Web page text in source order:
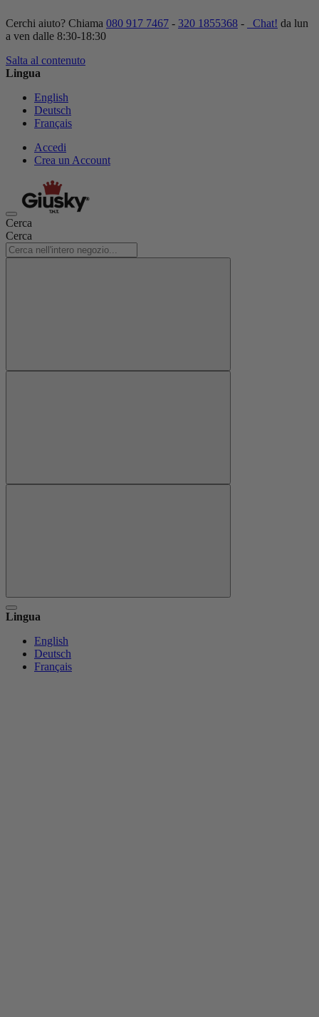
Cerchi aiuto? Chiama 080 917 7467 - 320 1855368 - Chat! da lun
a ven dalle 8:30-18:30
Salta al contenuto
Lingua
English
Deutsch
Français
Accedi
Crea un Account
Cerca
Cerca
Lingua
English
Deutsch
Français